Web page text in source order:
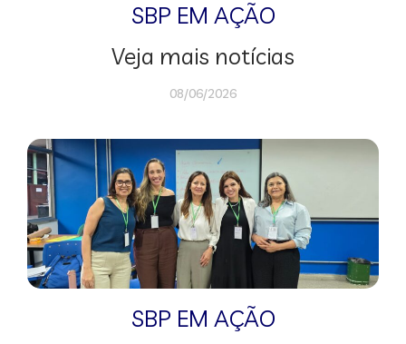
SBP EM AÇÃO
Veja mais notícias
08/06/2026
SBP EM AÇÃO